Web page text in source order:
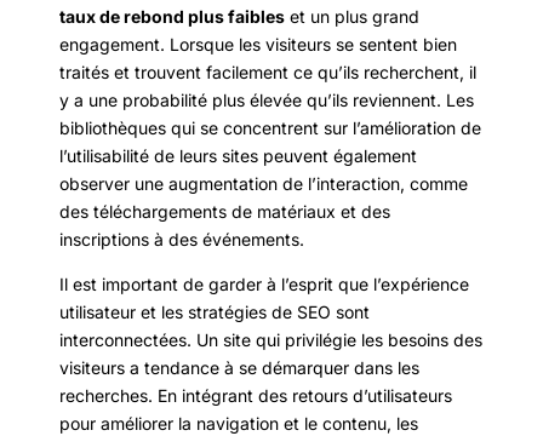
taux de rebond plus faibles et un plus grand
engagement. Lorsque les visiteurs se sentent bien
traités et trouvent facilement ce qu’ils recherchent, il
y a une probabilité plus élevée qu’ils reviennent. Les
bibliothèques qui se concentrent sur l’amélioration de
l’utilisabilité de leurs sites peuvent également
observer une augmentation de l’interaction, comme
des téléchargements de matériaux et des
inscriptions à des événements.
Il est important de garder à l’esprit que l’expérience
utilisateur et les stratégies de SEO sont
interconnectées. Un site qui privilégie les besoins des
visiteurs a tendance à se démarquer dans les
recherches. En intégrant des retours d’utilisateurs
pour améliorer la navigation et le contenu, les